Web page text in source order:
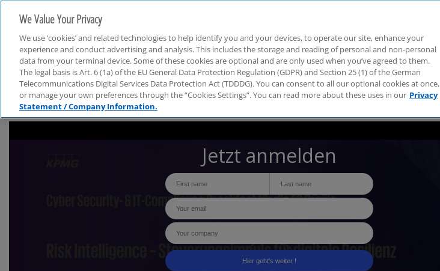
We Value Your Privacy
We use ‘cookies’ and related technologies to help identify you and your devices, to operate our site, enhance your
experience and conduct advertising and analysis. This includes the storage and reading of personal and non-personal
data from your terminal device. Some of these cookies are optional and are only used when you’ve agreed to them.
The legal basis is Art. 6 (1a) of the EU General Data Protection Regulation (GDPR) and Section 25 (1) of the German
Telecommunications Digital Services Data Protection Act (TDDDG). You can consent to all our optional cookies at once,
or manage your own preferences through the “Cookies Settings”. You can read more about these uses in our Privacy
Statement / Company Information.